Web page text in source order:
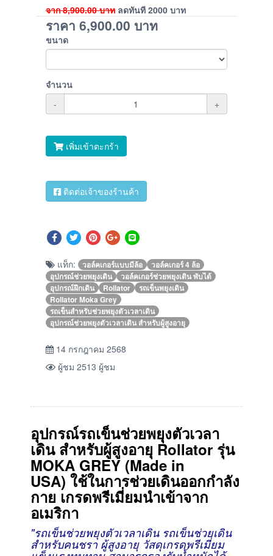
จาก8,900.00บาท ลดทันที 2000 บาท
ราคา 6,900.00 บาท
ขนาด
จำนวน
-
+
เพิ่มเข้าตะกร้า
ติดต่อเจ้าของร้านค้า
แท็ก: วอล์คเกอร์แบบมีล้อ
วอล์คเกอร์ 4 ล้อ
อุปกรณ์ช่วยพยุงเดิน
วอล์คเกอร์ช่วยพยุงเดิน พับได้
อุปกรณ์ฝึกเดิน
Rollator
รถเข็นพยุงเดิน
Rollator Moka Grey
รถเข็นสำหรับช่วยพยุงตัวเวลาเดิน
อุปกรณ์ช่วยพยุงตัวเวลาเดิน สำหรับผู้สูงอายุ
14 กรกฎาคม 2568
ผู้ชม 2513 ผู้ชม
อุปกรณ์รถเข็นช่วยพยุงตัวเวลา
เดิน สำหรับผู้สูงอายุ Rollator รุ่น
MOKA GREY (Made in
USA) ใช้ในการช่วยเดินออกกำลัง
กาย เกรดพรีเมี่ยมนำเข้าจาก
อเมริกา
"รถเข็นช่วยพยุงตัวเวลาเดิน รถเข็นช่วยเดิน
สำหรับคนชรา ผู้สูงอายุ วัสดุเกรดพรีเมี่ยม